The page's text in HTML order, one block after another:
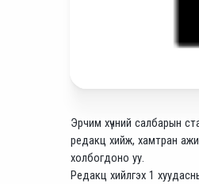
Эрчим хүчний салбарын
редакц хийж, хамтран
Редакц хийлгэх 1